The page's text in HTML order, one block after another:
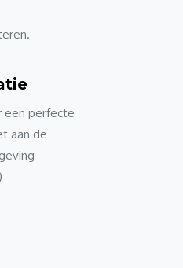
een perfecte
aan de